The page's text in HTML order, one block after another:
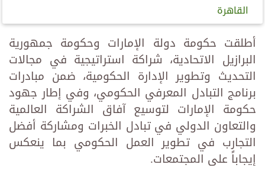
القاهرة
أطلقت حكومة دولة الإمارات وحكومة جمهورية
البرازيل الاتحادية، شراكة استراتيجية في مجالات
التحديث وتطوير الإدارة الحكومية، ضمن مبادرات
برنامج التبادل المعرفي الحكومي، وفي إطار جهود
حكومة الإمارات لتوسيع آفاق الشراكة العالمية
والتعاون الدولي في تبادل الخبرات ومشاركة أفضل
التجارب في تطوير العمل الحكومي بما ينعكس
إيجاباً على المجتمعات.